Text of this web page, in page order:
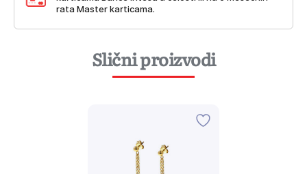
rata Master karticama.
Slični proizvodi